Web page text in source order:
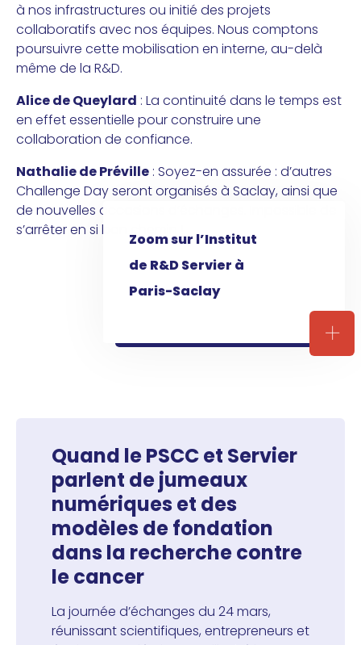
à nos infrastructures ou initié des projets
collaboratifs avec nos équipes. Nous comptons
poursuivre cette mobilisation en interne, au-delà
même de la R&D.
Alice de Queylard : La continuité dans le temps est
en effet essentielle pour construire une
collaboration de confiance.
Nathalie de Préville : Soyez-en assurée : d’autres
Challenge Day seront organisés à Saclay, ainsi que
de nouvelles occasions d’échanges. Impossible de
s’arrêter en si bon chemin !
Zoom sur l’Institut
de R&D Servier à
Paris-Saclay
Quand le PSCC et Servier
parlent de jumeaux
numériques et des
modèles de fondation
dans la recherche contre
le cancer
La journée d’échanges du 24 mars,
réunissant scientifiques, entrepreneurs et